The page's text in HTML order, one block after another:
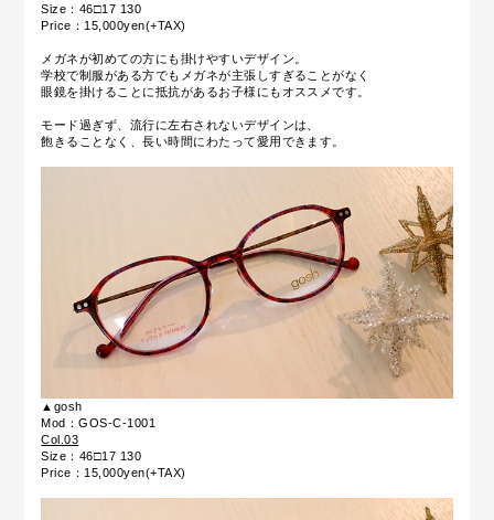
Size：46□17 130
Price：15,000yen(+TAX)
メガネが初めての方にも掛けやすいデザイン。
学校で制服がある方でもメガネが主張しすぎることがなく
眼鏡を掛けることに抵抗があるお子様にもオススメです。
モード過ぎず、流行に左右されないデザインは、
飽きることなく、長い時間にわたって愛用できます。
▲gosh
Mod：GOS-C-1001
Col.03
Size：46□17 130
Price：15,000yen(+TAX)